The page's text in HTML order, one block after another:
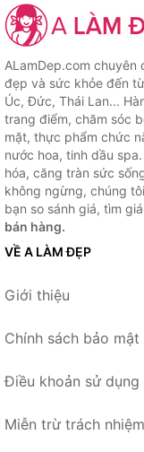
ALamDep.com chuyên
đẹp và sức khỏe đến
Úc, Đức, Thái Lan...
trang điểm, chăm sóc
mặt, thực phẩm chức
nước hoa, tinh dầu
hóa, căng tràn sức
không ngừng, chúng
bạn so sánh giá, tìm
bán hàng.
VỀ A LÀM ĐẸP
Giới thiệu
Chính sách bảo mật
Điều khoản sử dụng
Miễn trừ trách nhiệm